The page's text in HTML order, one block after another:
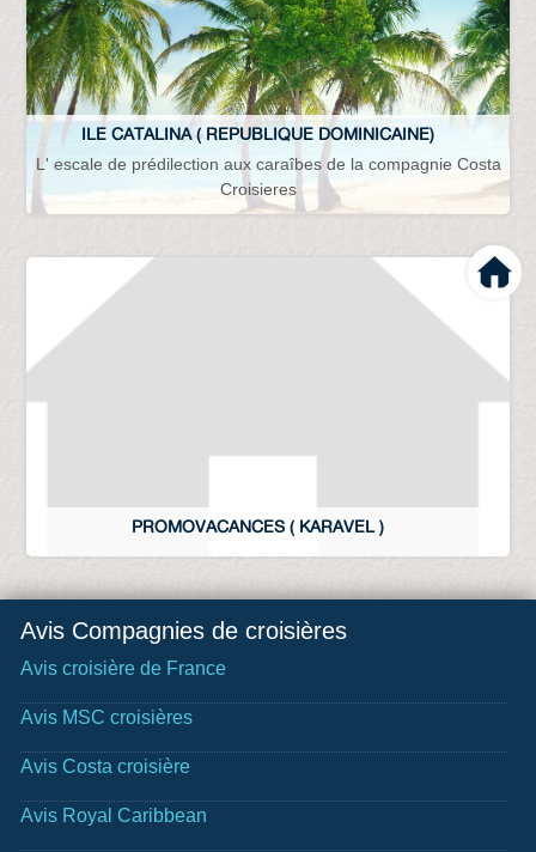
ILE CATALINA ( REPUBLIQUE DOMINICAINE)
L' escale de prédilection aux caraîbes de la compagnie Costa
Croisieres
PROMOVACANCES ( KARAVEL )
Avis Compagnies de croisières
Avis croisière de France
Avis MSC croisières
Avis Costa croisière
Avis Royal Caribbean